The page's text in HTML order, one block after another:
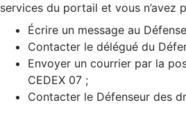
services du portail et vous n’avez
Écrire un message au
Contacter le délégué du
Envoyer un courrier par la
CEDEX 07 ;
Contacter le Défenseur des